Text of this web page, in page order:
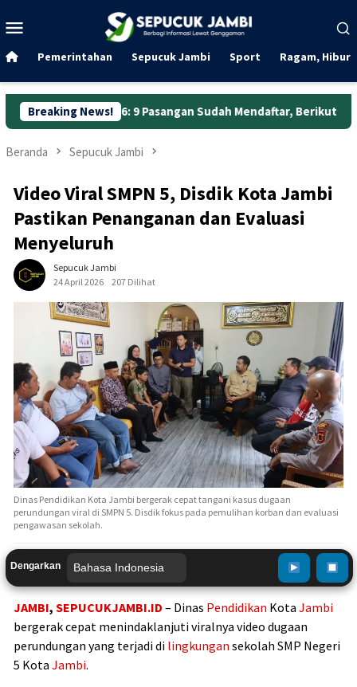
ke
Mobile
Pemerintahan Sepucuk Jambi Sport Ragam,
Breaking News!
9 Pasangan Sudah Mendaftar, Berikut Sebarannya
Beranda Sepucuk Jambi
Video Viral SMPN 5, Disdik Kota Jambi
Pastikan Penanganan dan Evaluasi
Menyeluruh
Sepucuk Jambi
24 April 2026
207 Dilihat
Dinas Pendidikan Kota Jambi bergerak cepat tangani kasus dugaan
perundungan viral di SMPN 5. Disdik fokus pada pemulihan korban dan evaluasi
pengawasan sekolah.
Dengarkan
JAMBI, SEPUCUKJAMBI.ID – Dinas Pendidikan Kota Jambi
bergerak cepat menindaklanjuti viralnya video dugaan
perundungan yang terjadi di lingkungan sekolah SMP Negeri
5 Kota Jambi.